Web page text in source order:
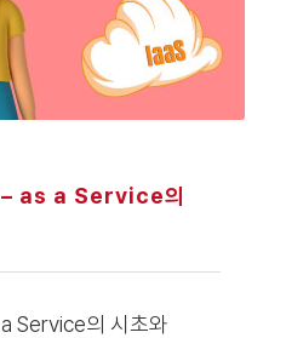
as a Service의
Service의 시초와